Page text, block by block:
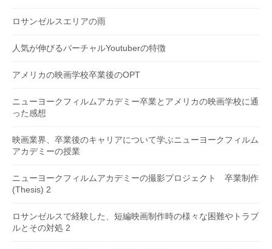
ロサンゼルスエリアの雨
人気が伸びるバーチャルYoutuberの特徴
アメリカの映画学校卒業後のOPT
ニューヨークフィルムアカデミー卒業とアメリカの映画学校に通
った感想
映画業界、卒業後のキャリアについて学ぶニューヨークフィルム
アカデミーの授業
ニューヨークフィルムアカデミーの撮影プロジェクト 卒業制作
(Thesis) 2
ロサンゼルスで経験した、短編映画制作時の様々な困難やトラブ
ルとその対処 2